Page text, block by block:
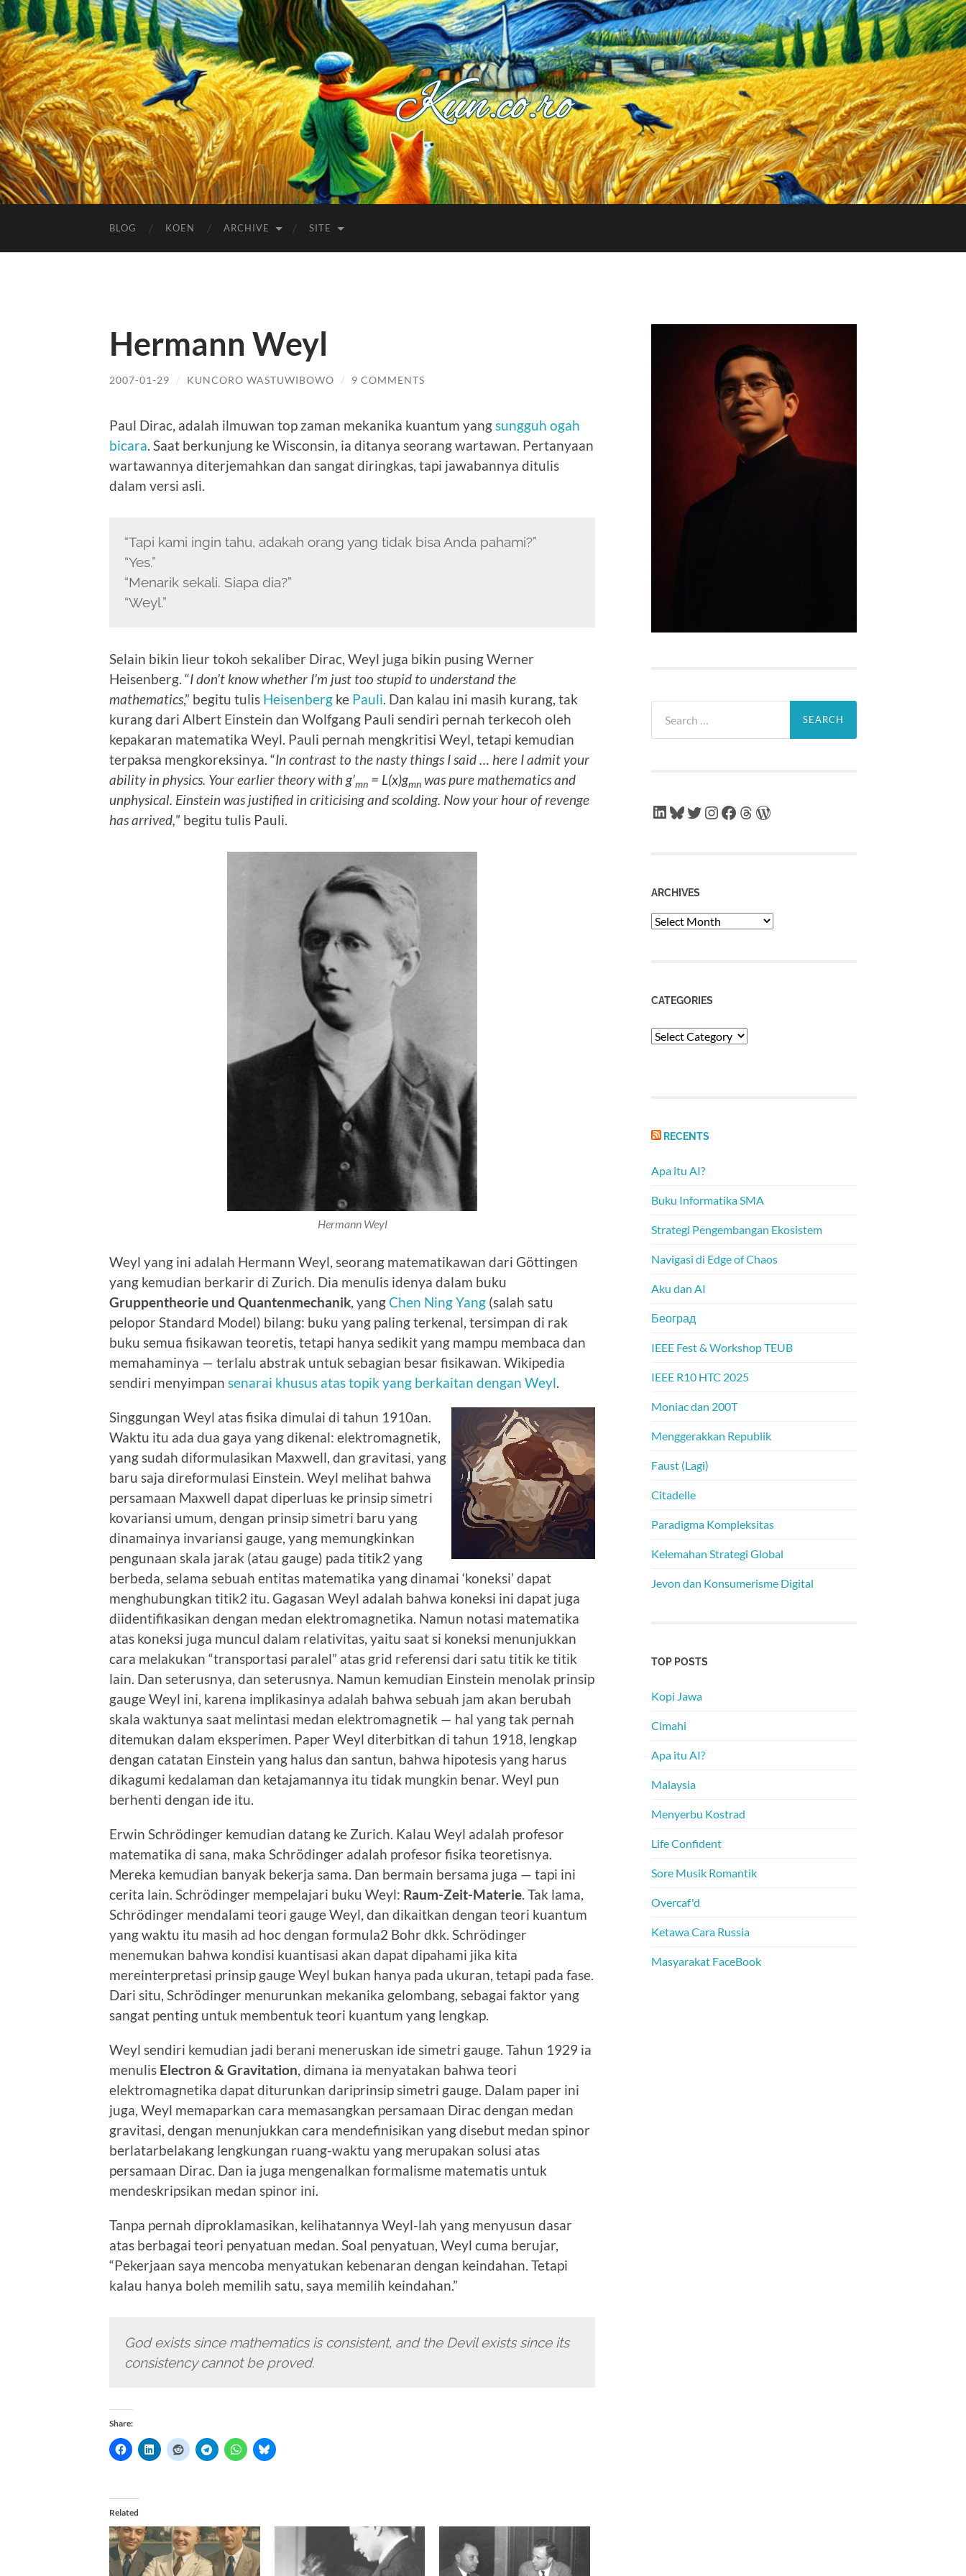
Kuncoro++
BLOG KOEN ARCHIVE SITE
Hermann Weyl
2007-01-29 / KUNCORO WASTUWIBOWO / 9 COMMENTS
Paul Dirac, adalah ilmuwan top zaman mekanika kuantum yang sungguh ogah
bicara . Saat berkunjung ke Wisconsin, ia ditanya seorang wartawan. Pertanyaan
wartawannya diterjemahkan dan sangat diringkas, tapi jawabannya ditulis
dalam versi asli.
“Tapi kami ingin tahu, adakah orang yang tidak bisa Anda pahami?”
“Yes.”
“Menarik sekali. Siapa dia?”
“Weyl.”
Selain bikin lieur tokoh sekaliber Dirac, Weyl juga bikin pusing Werner
Heisenberg. “I don’t know whether I’m just too stupid to understand the
mathematics,” begitu tulis Heisenberg ke Pauli. Dan kalau ini masih kurang, tak
kurang dari Albert Einstein dan Wolfgang Pauli sendiri pernah terkecoh oleh
kepakaran matematika Weyl. Pauli pernah mengkritisi Weyl, tetapi kemudian
terpaksa mengkoreksinya. “In contrast to the nasty things I said … here I admit your
ability in physics. Your earlier theory with g’mn = L(x)gmn was pure mathematics and
unphysical. Einstein was justified in criticising and scolding. Now your hour of revenge
has arrived,” begitu tulis Pauli.
Hermann Weyl
Weyl yang ini adalah Hermann Weyl, seorang matematikawan dari Göttingen
yang kemudian berkarir di Zurich. Dia menulis idenya dalam buku
Gruppentheorie und Quantenmechanik, yangChen Ning Yang (salah satu
pelopor Standard Model) bilang: buku yang paling terkenal, tersimpan di rak
buku semua fisikawan teoretis, tetapi hanya sedikit yang mampu membaca dan
memahaminya — terlalu abstrak untuk sebagian besar fisikawan. Wikipedia
sendiri menyimpan senarai khusus atas topik yang berkaitan dengan Weyl.
Singgungan Weyl atas fisika dimulai di tahun 1910an.
Waktu itu ada dua gaya yang dikenal: elektromagnetik,
yang sudah diformulasikan Maxwell, dan gravitasi, yang
baru saja direformulasi Einstein. Weyl melihat bahwa
persamaan Maxwell dapat diperluas ke prinsip simetri
kovariansi umum, dengan prinsip simetri baru yang
dinamainya invariansi gauge, yang memungkinkan
pengunaan skala jarak (atau gauge) pada titik2 yang
berbeda, selama sebuah entitas matematika yang dinamai ‘koneksi’ dapat
menghubungkan titik2 itu. Gagasan Weyl adalah bahwa koneksi ini dapat juga
diidentifikasikan dengan medan elektromagnetika. Namun notasi matematika
atas koneksi juga muncul dalam relativitas, yaitu saat si koneksi menunjukkan
cara melakukan “transportasi paralel” atas grid referensi dari satu titik ke titik
lain. Dan seterusnya, dan seterusnya. Namun kemudian Einstein menolak prinsip
gauge Weyl ini, karena implikasinya adalah bahwa sebuah jam akan berubah
skala waktunya saat melintasi medan elektromagnetik — hal yang tak pernah
ditemukan dalam eksperimen. Paper Weyl diterbitkan di tahun 1918, lengkap
dengan catatan Einstein yang halus dan santun, bahwa hipotesis yang harus
dikagumi kedalaman dan ketajamannya itu tidak mungkin benar. Weyl pun
berhenti dengan ide itu.
Erwin Schrödinger kemudian datang ke Zurich. Kalau Weyl adalah profesor
matematika di sana, maka Schrödinger adalah profesor fisika teoretisnya.
Mereka kemudian banyak bekerja sama. Dan bermain bersama juga — tapi ini
cerita lain. Schrödinger mempelajari buku Weyl: Raum-Zeit-Materie. Tak lama,
Schrödinger mendalami teori gauge Weyl, dan dikaitkan dengan teori kuantum
yang waktu itu masih ad hoc dengan formula2 Bohr dkk. Schrödinger
menemukan bahwa kondisi kuantisasi akan dapat dipahami jika kita
mereinterpretasi prinsip gauge Weyl bukan hanya pada ukuran, tetapi pada fase.
Dari situ, Schrödinger menurunkan mekanika gelombang, sebagai faktor yang
sangat penting untuk membentuk teori kuantum yang lengkap.
Weyl sendiri kemudian jadi berani meneruskan ide simetri gauge. Tahun 1929 ia
menulis Electron & Gravitation, dimana ia menyatakan bahwa teori
elektromagnetika dapat diturunkan dariprinsip simetri gauge. Dalam paper ini
juga, Weyl memaparkan cara memasangkan persamaan Dirac dengan medan
gravitasi, dengan menunjukkan cara mendefinisikan yang disebut medan spinor
berlatarbelakang lengkungan ruang-waktu yang merupakan solusi atas
persamaan Dirac. Dan ia juga mengenalkan formalisme matematis untuk
mendeskripsikan medan spinor ini.
Tanpa pernah diproklamasikan, kelihatannya Weyl-lah yang menyusun dasar
atas berbagai teori penyatuan medan. Soal penyatuan, Weyl cuma berujar,
“Pekerjaan saya mencoba menyatukan kebenaran dengan keindahan. Tetapi
kalau hanya boleh memilih satu, saya memilih keindahan.”
God exists since mathematics is consistent, and the Devil exists since its
consistency cannot be proved.
Share:
Related
for:
LinkedIn
Bluesky
Twitter
Instagram
Facebook
Threads
WordPress
ARCHIVES
Archives
CATEGORIES
Categories
RECENTS
Apa itu AI?
Buku Informatika SMA
Strategi Pengembangan Ekosistem
Navigasi di Edge of Chaos
Aku dan AI
Београд
IEEE Fest & Workshop TEUB
IEEE R10 HTC 2025
Moniac dan 200T
Menggerakkan Republik
Faust (Lagi)
Citadelle
Paradigma Kompleksitas
Kelemahan Strategi Global
Jevon dan Konsumerisme Digital
TOP POSTS
Kopi Jawa
Cimahi
Apa itu AI?
Malaysia
Menyerbu Kostrad
Life Confident
Sore Musik Romantik
Overcaf'd
Ketawa Cara Russia
Masyarakat FaceBook